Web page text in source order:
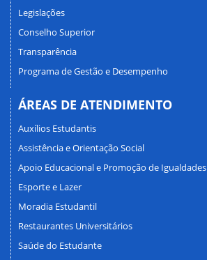
Legislações
Conselho Superior
Transparência
Programa de Gestão e Desempenho
ÁREAS DE ATENDIMENTO
Auxílios Estudantis
Assistência e Orientação Social
Apoio Educacional e Promoção de Igualdades
Esporte e Lazer
Moradia Estudantil
Restaurantes Universitários
Saúde do Estudante